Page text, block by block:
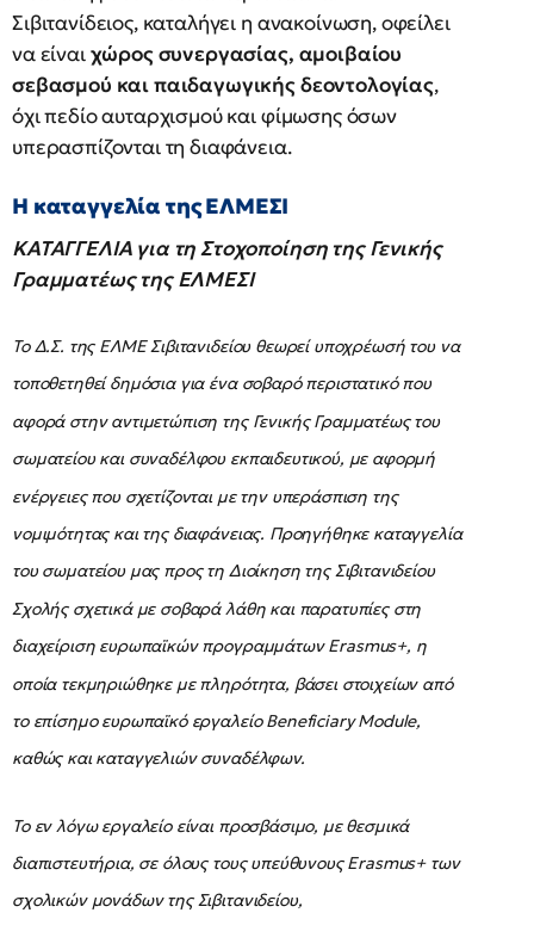
Σιβιτανίδειος, καταλήγει η ανακοίνωση, οφείλει
να είναιχώρος συνεργασίας, αμοιβαίου
σεβασμού και παιδαγωγικής δεοντολογίας,
όχι πεδίο αυταρχισμού και φίμωσης όσων
υπερασπίζονται τη διαφάνεια.
Η καταγγελία της ΕΛΜΕΣΙ
ΚΑΤΑΓΓΕΛΙΑ για τη Στοχοποίηση της Γενικής
Γραμματέως της ΕΛΜΕΣΙ
Το Δ.Σ. της ΕΛΜΕ Σιβιτανιδείου θεωρεί υποχρέωσή του να
τοποθετηθεί δημόσια για ένα σοβαρό περιστατικό που
αφορά στην αντιμετώπιση της Γενικής Γραμματέως του
σωματείου και συναδέλφου εκπαιδευτικού, με αφορμή
ενέργειες που σχετίζονται με την υπεράσπιση της
νομιμότητας και της διαφάνειας. Προηγήθηκε καταγγελία
του σωματείου μας προς τη Διοίκηση της Σιβιτανιδείου
Σχολής σχετικά με σοβαρά λάθη και παρατυπίες στη
διαχείριση ευρωπαϊκών προγραμμάτων Erasmus+, η
οποία τεκμηριώθηκε με πληρότητα, βάσει στοιχείων από
το επίσημο ευρωπαϊκό εργαλείο Beneficiary Module,
καθώς και καταγγελιών συναδέλφων.
Το εν λόγω εργαλείο είναι προσβάσιμο, με θεσμικά
διαπιστευτήρια, σε όλους τους υπεύθυνους Erasmus+ των
σχολικών μονάδων της Σιβιτανιδείου,